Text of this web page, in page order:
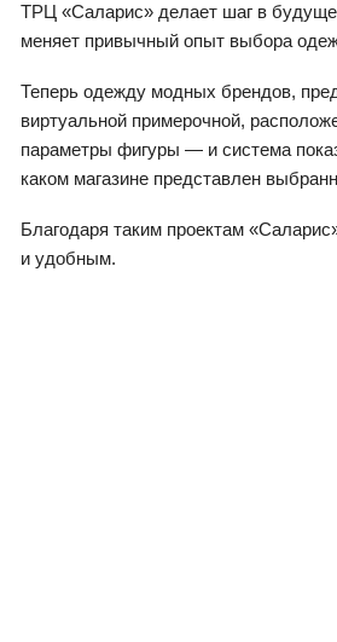
ТРЦ «Саларис» делает шаг в
меняет привычный опыт выбора
Теперь одежду модных брендов,
виртуальной примерочной,
параметры фигуры — и система
каком магазине представлен
Благодаря таким проектам
и удобным.